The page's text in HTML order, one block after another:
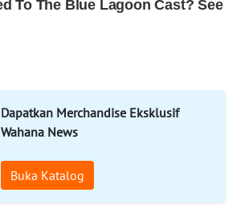
Dapatkan Merchandise Eksklusif
Wahana News
Buka Katalog